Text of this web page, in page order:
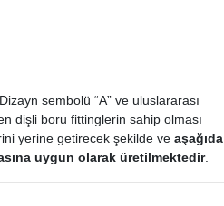
sembolü “A” ve uluslararası
dişli boru fittinglerin sahip olması
yerine getirecek şekilde veaşağıda
uygun olarak üretilmektedir.